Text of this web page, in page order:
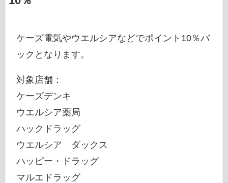
ケーズ電気やウエルシアなどでポイント10％バ
ックとなります。
対象店舗：
ケーズデンキ
ウエルシア薬局
ハックドラッグ
ウエルシア ダックス
ハッピー・ドラッグ
マルエドラッグ